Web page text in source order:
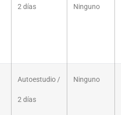
2 días Ninguno
Autoestudio /
2 días
Ninguno